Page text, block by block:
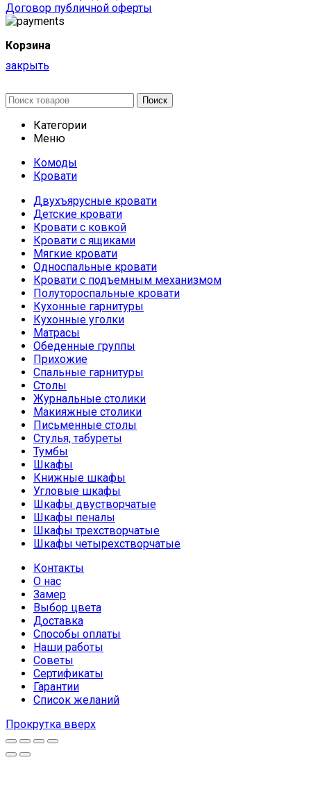
Договор публичной оферты
Корзина
закрыть
Поиск
Категории
Меню
Комоды
Кровати
Двухъярусные кровати
Детские кровати
Кровати с ковкой
Кровати с ящиками
Мягкие кровати
Односпальные кровати
Кровати с подъемным механизмом
Полутороспальные кровати
Кухонные гарнитуры
Кухонные уголки
Матрасы
Обеденные группы
Прихожие
Спальные гарнитуры
Столы
Журнальные столики
Макияжные столики
Письменные столы
Стулья, табуреты
Тумбы
Шкафы
Книжные шкафы
Угловые шкафы
Шкафы двустворчатые
Шкафы пеналы
Шкафы трехстворчатые
Шкафы четырехстворчатые
Контакты
О нас
Замер
Выбор цвета
Доставка
Способы оплаты
Наши работы
Советы
Сертификаты
Гарантии
Список желаний
Прокрутка вверх